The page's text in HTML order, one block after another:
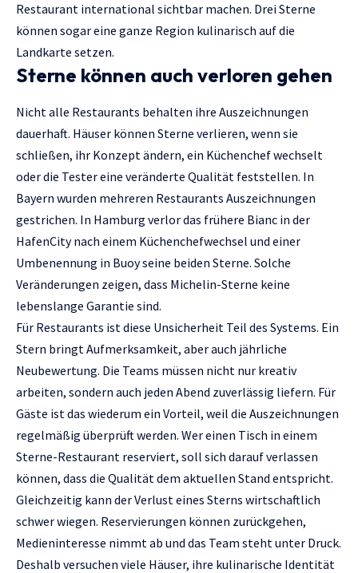
Restaurant international sichtbar machen. Drei Sterne
können sogar eine ganze Region kulinarisch auf die
Landkarte setzen.
Sterne können auch verloren gehen
Nicht alle Restaurants behalten ihre Auszeichnungen
dauerhaft. Häuser können Sterne verlieren, wenn sie
schließen, ihr Konzept ändern, ein Küchenchef wechselt
oder die Tester eine veränderte Qualität feststellen. In
Bayern wurden mehreren Restaurants Auszeichnungen
gestrichen. In Hamburg verlor das frühere Bianc in der
HafenCity nach einem Küchenchefwechsel und einer
Umbenennung in Buoy seine beiden Sterne. Solche
Veränderungen zeigen, dass Michelin-Sterne keine
lebenslange Garantie sind.
Für Restaurants ist diese Unsicherheit Teil des Systems. Ein
Stern bringt Aufmerksamkeit, aber auch jährliche
Neubewertung. Die Teams müssen nicht nur kreativ
arbeiten, sondern auch jeden Abend zuverlässig liefern. Für
Gäste ist das wiederum ein Vorteil, weil die Auszeichnungen
regelmäßig überprüft werden. Wer einen Tisch in einem
Sterne-Restaurant reserviert, soll sich darauf verlassen
können, dass die Qualität dem aktuellen Stand entspricht.
Gleichzeitig kann der Verlust eines Sterns wirtschaftlich
schwer wiegen. Reservierungen können zurückgehen,
Medieninteresse nimmt ab und das Team steht unter Druck.
Deshalb versuchen viele Häuser, ihre kulinarische Identität